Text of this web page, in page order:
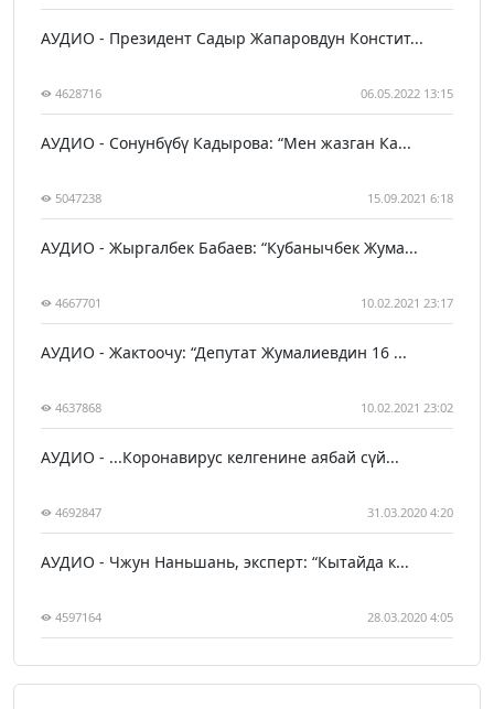
АУДИО - Президент Садыр Жапаровдун Констит...
4628716 06.05.2022 13:15
АУДИО - Сонунбүбү Кадырова: “Мен жазган Ка...
5047238 15.09.2021 6:18
АУДИО - Жыргалбек Бабаев: “Кубанычбек Жума...
4667701 10.02.2021 23:17
АУДИО - Жактоочу: “Депутат Жумалиевдин 16 ...
4637868 10.02.2021 23:02
АУДИО - ...Коронавирус келгенине аябай сүй...
4692847 31.03.2020 4:20
АУДИО - Чжун Наньшань, эксперт: “Кытайда к...
4597164 28.03.2020 4:05